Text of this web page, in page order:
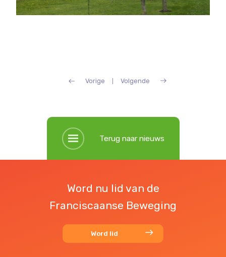
Vorige Volgende
Terug naar nieuws
Word nu lid van de
Franciscaanse Beweging
Word lid